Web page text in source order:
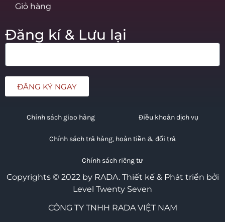
Giỏ hàng
Đăng kí & Lưu lại
ĐĂNG KÝ NGAY
Chính sách giao hàng Điều khoản dịch vụ
Chính sách trả hàng, hoàn tiền & đổi trả
Chính sách riêng tư
Copyrights © 2022 by RADA. Thiết kế & Phát triển bởi
Level Twenty Seven
CÔNG TY TNHH RADA VIỆT NAM